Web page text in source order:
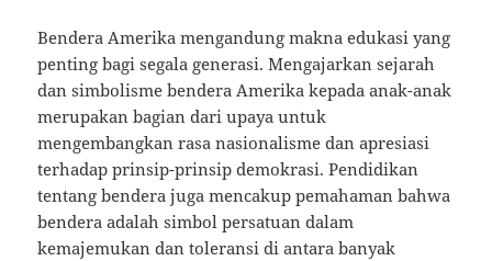
Bendera Amerika mengandung makna edukasi yang
penting bagi segala generasi. Mengajarkan sejarah
dan simbolisme bendera Amerika kepada anak-anak
merupakan bagian dari upaya untuk
mengembangkan rasa nasionalisme dan apresiasi
terhadap prinsip-prinsip demokrasi. Pendidikan
tentang bendera juga mencakup pemahaman bahwa
bendera adalah simbol persatuan dalam
kemajemukan dan toleransi di antara banyak